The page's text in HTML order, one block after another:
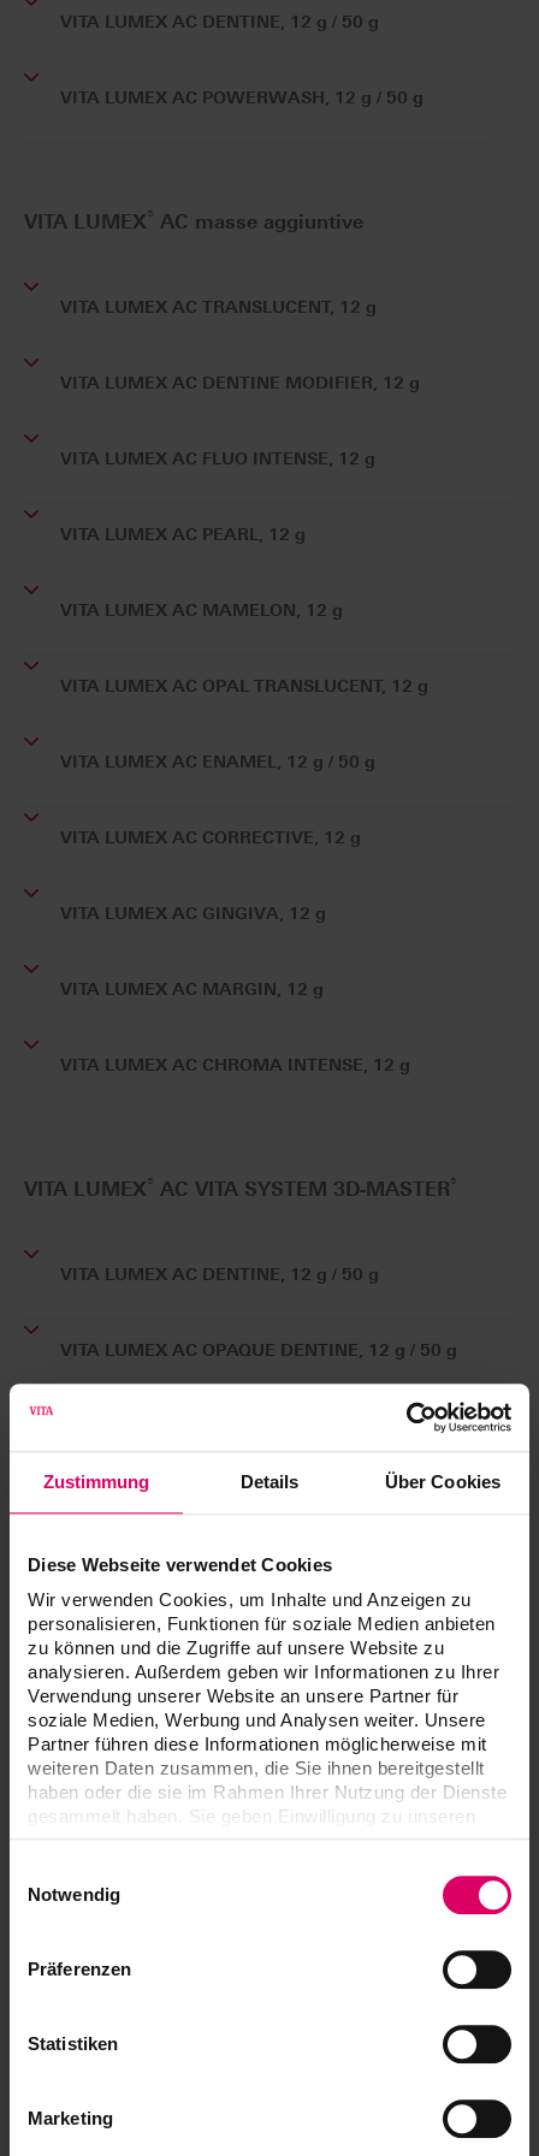
Zustimmung Details Über Cookies
Diese Webseite verwendet Cookies
Wir verwenden Cookies, um Inhalte und Anzeigen zu
personalisieren, Funktionen für soziale Medien anbieten
zu können und die Zugriffe auf unsere Website zu
analysieren. Außerdem geben wir Informationen zu Ihrer
Verwendung unserer Website an unsere Partner für
soziale Medien, Werbung und Analysen weiter. Unsere
Partner führen diese Informationen möglicherweise mit
weiteren Daten zusammen, die Sie ihnen bereitgestellt
haben oder die sie im Rahmen Ihrer Nutzung der Dienste
gesammelt haben. Sie geben Einwilligung zu unseren
Notwendig
Präferenzen
Statistiken
Marketing
VITA LUMEX AC DENTINE, 12 g / 50 g
VITA LUMEX AC POWERWASH, 12 g / 50 g
VITA LUMEX ® AC masse aggiuntive
VITA LUMEX AC TRANSLUCENT, 12 g
VITA LUMEX AC DENTINE MODIFIER, 12 g
VITA LUMEX AC FLUO INTENSE, 12 g
VITA LUMEX AC PEARL, 12 g
VITA LUMEX AC MAMELON, 12 g
VITA LUMEX AC OPAL TRANSLUCENT, 12 g
VITA LUMEX AC ENAMEL, 12 g / 50 g
VITA LUMEX AC CORRECTIVE, 12 g
VITA LUMEX AC GINGIVA, 12 g
VITA LUMEX AC MARGIN, 12 g
VITA LUMEX AC CHROMA INTENSE, 12 g
VITA LUMEX ® AC VITA SYSTEM 3D-MASTER ®
VITA LUMEX AC DENTINE, 12 g / 50 g
VITA LUMEX AC OPAQUE DENTINE, 12 g / 50 g
Assortimenti
VITA LUMEX AC VITA classical A1-D4
VITA LUMEX AC® POWERWASH KIT VITA classical
A1-D4®
BLPWKC
VITA LUMEX® AC STANDARD KIT VITA classical A1-
BLSKCV1
VITA LUMEX® AC STARTER KIT VITA classical A1-D4®